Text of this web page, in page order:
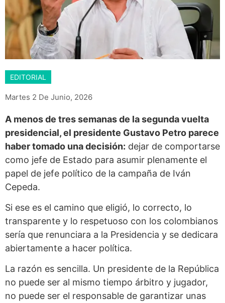
EDITORIAL
Martes 2 De Junio, 2026
A menos de tres semanas de la segunda vuelta
presidencial, el presidente Gustavo Petro parece
haber tomado una decisión: dejar de comportarse
como jefe de Estado para asumir plenamente el
papel de jefe político de la campaña de Iván
Cepeda.
Si ese es el camino que eligió, lo correcto, lo
transparente y lo respetuoso con los colombianos
sería que renunciara a la Presidencia y se dedicara
abiertamente a hacer política.
La razón es sencilla. Un presidente de la República
no puede ser al mismo tiempo árbitro y jugador,
no puede ser el responsable de garantizar unas